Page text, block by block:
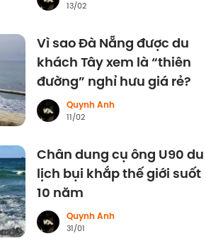
13/02
Vì sao Đà Nẵng được du
khách Tây xem là “thiên
đường” nghỉ hưu giá rẻ?
Quynh Anh
11/02
Chân dung cụ ông U90 du
lịch bụi khắp thế giới suốt
10 năm
Quynh Anh
31/01